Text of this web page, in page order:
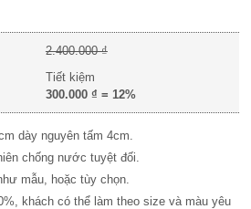
2.400.000 ₫
Tiết kiệm
300.000 ₫ = 12%
dày nguyên tấm 4cm.
chống nước tuyệt đối.
mẫu, hoặc tùy chọn.
khách có thể làm theo size và màu yêu